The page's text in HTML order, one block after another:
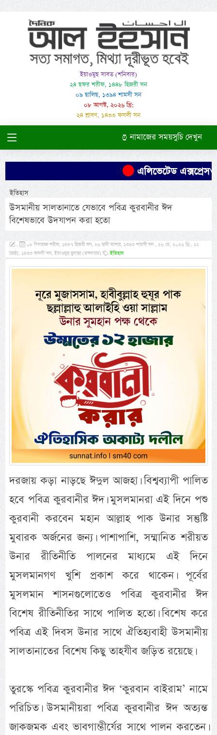
ইয়াওমুছ সাবত (শনিবার)
২৪ ছফর শরীফ, ১৪৪৮ হিজরী সন
০৯ ছালিছ, ১৩৯৪ শামসী সন
০৮ আগস্ট, ২০২৬ খ্রি:
২৪ শ্রাবণ, ১৪৩৩ ফসলী সন
নামাজের সময়সুচি দেখুন
এলিভেটেড
ইতিহাস
উসমানীয় সালতানাতে যেভাবে পবিত্র কুরবানীর ঈদ
বিশেষভাবে উদযাপন করা হতো
,
০৮ যিলহজ্জ শরীফ, ১৪৪৭ হিজরী সন, ২৬ ছানী আশার, ১৩৯৩ শামসী সন , ২৬ মে, ২০২৬ খ্রি:, ১২
জৈষ্ঠ্য, ১৪৩৩ ফসলী সন, ইয়াওমুছ ছুলাছা (মঙ্গলবার)
ইতিহাস
দরজায় কড়া নাড়ছে ঈদুল আজহা। বিশ্বব্যাপী পালিত
হবে পবিত্র কুরবানীর ঈদ। মুসলমানরা এই দিনে পশু
কুরবানী করবেন মহান আল্লাহ পাক উনার সন্তুষ্টি
মুবারক অর্জনের জন্য। পাশাপাশি, সম্মানিত শরীয়ত
উনার রীতিনীতি পালনের মাধ্যমে এই দিনে
মুসলমানগণ খুশি প্রকাশ করে থাকেন। পূর্বের
মুসলমান শাসনগুলোতেও পবিত্র কুরবানীর ঈদ
বিশেষ রীতিনীতির সাথে পালিত হতো। বিশেষ করে
পবিত্র এই দিবস উনার সাথে ঐতিহ্যবাহী উসমানীয়
সালতানাতের বিশেষ কিছু তাহযীব জড়িত রয়েছে।
তুরস্কে পবিত্র কুরবানীর ঈদ ‘কুরবান বাইরাম’ নামে
পরিচিত। উসমানীয়রা পবিত্র কুরবানীর ঈদ অত্যন্ত
জাকজমক এবং ভাবগাম্ভীর্যের সাথে পালন করতেন।